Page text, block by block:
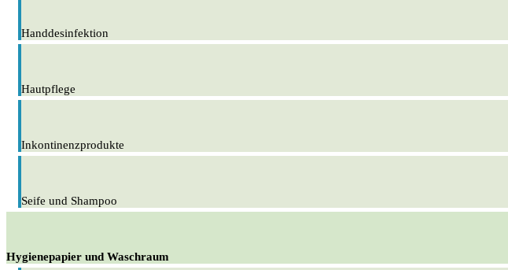
Handdesinfektion
Hautpflege
Inkontinenzprodukte
Seife und Shampoo
Hygienepapier und Waschraum